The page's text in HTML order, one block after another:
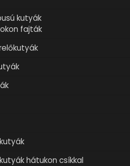
kutyák
fajták
hátukon csíkkal